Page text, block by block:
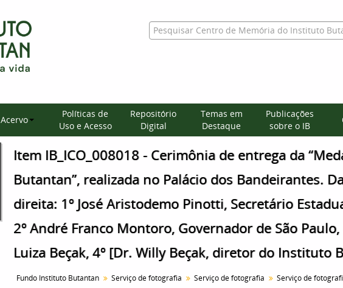
Acervo
Políticas de
Uso e Acesso
Repositório
Digital
Temas em
Destaque
Publicações
sobre o IB
Item IB_ICO_008018 - Cerimônia de entrega da
Butantan”, realizada no Palácio dos Bandeirantes.
direita: 1º José Aristodemo Pinotti, Secretário
2º André Franco Montoro, Governador de São
Luiza Beçak, 4º [Dr. Willy Beçak, diretor do Instituto
Fundo Instituto Butantan Serviço de fotografia Serviço de fotografia